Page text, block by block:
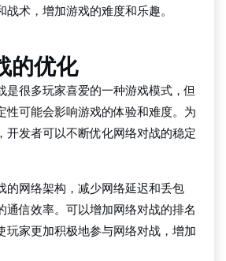
术，增加游戏的难度和乐趣。
的优化
是很多玩家喜爱的一种游戏模式，但
性可能会影响游戏的体验和难度。为
开发者可以不断优化网络对战的稳定
的网络架构，减少网络延迟和丢包
通信效率。可以增加网络对战的排名
玩家更加积极地参与网络对战，增加